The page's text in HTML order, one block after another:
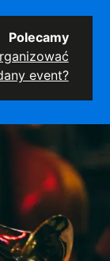
Polecamy
event?